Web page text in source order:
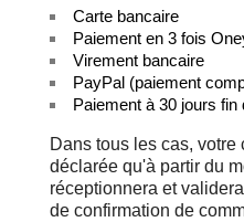
Carte bancaire
Paiement en 3 fois
Virement bancaire
PayPal (paiement
Paiement à 30 jours fin
Dans tous les cas, votre
déclarée qu'à partir du
réceptionnera et
de confirmation de